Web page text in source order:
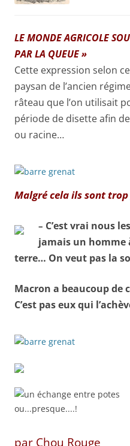
LE MONDE AGRICOLE
PAR LA QUEUE »
Cette expression selon
paysan de l’ancien
râteau que l’on utilisait
période de disette afin
ou racine…
Malgré cela ils sont
– C’est vrai nous
jamais un homme
terre… On veut pas la
Macron a beaucoup de
C’est pas eux qui
par Chou Rouge